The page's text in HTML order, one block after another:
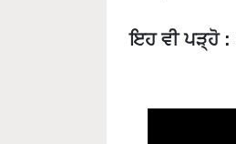
ਇਹ ਵੀ ਪੜ੍ਹੋ :